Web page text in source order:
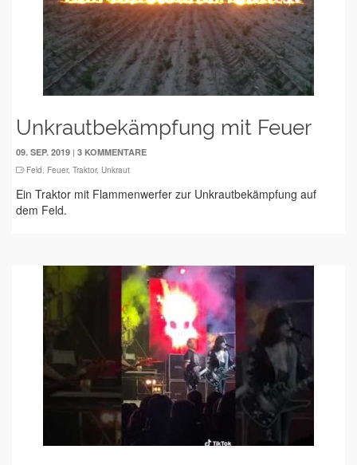
Unkrautbekämpfung mit Feuer
09. SEP. 2019 | 3 KOMMENTARE
Feld, Feuer, Traktor, Unkraut
Ein Traktor mit Flammenwerfer zur Unkrautbekämpfung auf
dem Feld.